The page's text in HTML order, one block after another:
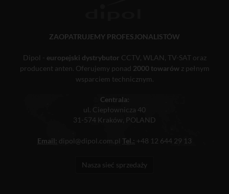
ZAOPATRUJEMY PROFESJONALISTÓW
Dipol - europejski dystrybutor CCTV, WLAN, TV-SAT oraz
producent anten. Oferujemy ponad 2000 towarówz pełnym
wsparciem technicznym.
Centrala:
ul. Ciepłownicza 40
31-574 Kraków, POLAND
Email: dipol@dipol.com.pl Tel.: +48 12 644 29 13
Nasza sieć sprzedaży